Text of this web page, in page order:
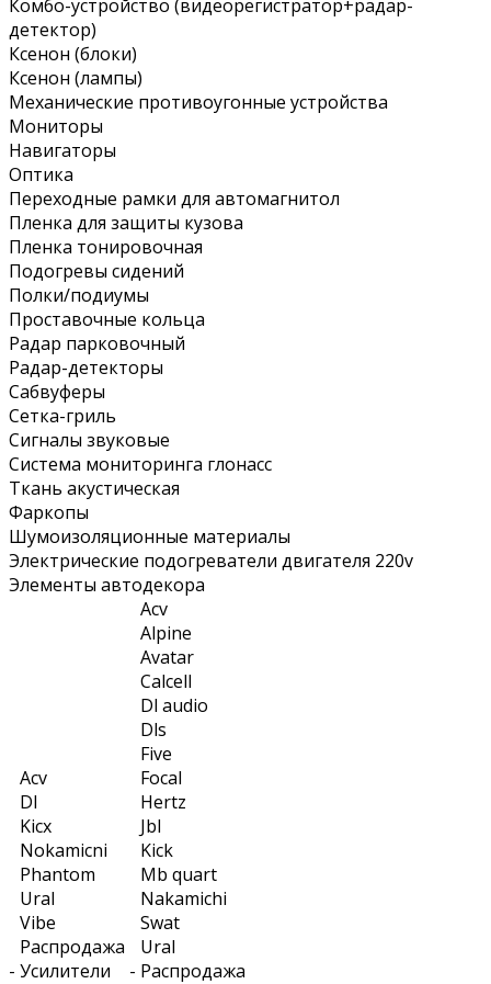
Комбо-устройство (видеорегистратор+радар-
детектор)
Ксенон (блоки)
Ксенон (лампы)
Механические противоугонные устройства
Мониторы
Навигаторы
Оптика
Переходные рамки для автомагнитол
Пленка для защиты кузова
Пленка тонировочная
Подогревы сидений
Полки/подиумы
Проставочные кольца
Радар парковочный
Радар-детекторы
Сабвуферы
Сетка-гриль
Сигналы звуковые
Система мониторинга глонасс
Ткань акустическая
Фаркопы
Шумоизоляционные материалы
Электрические подогреватели двигателя 220v
Элементы автодекора
-
Acv
Dl
Kicx
Nokamicni
Phantom
Ural
Vibe
Распродажа
Усилители
-
Acv
Alpine
Avatar
Calcell
Dl audio
Dls
Five
Focal
Hertz
Jbl
Kick
Mb quart
Nakamichi
Swat
Ural
Распродажа